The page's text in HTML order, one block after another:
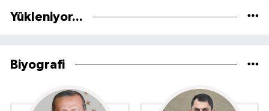
Yükleniyor...
Biyografi